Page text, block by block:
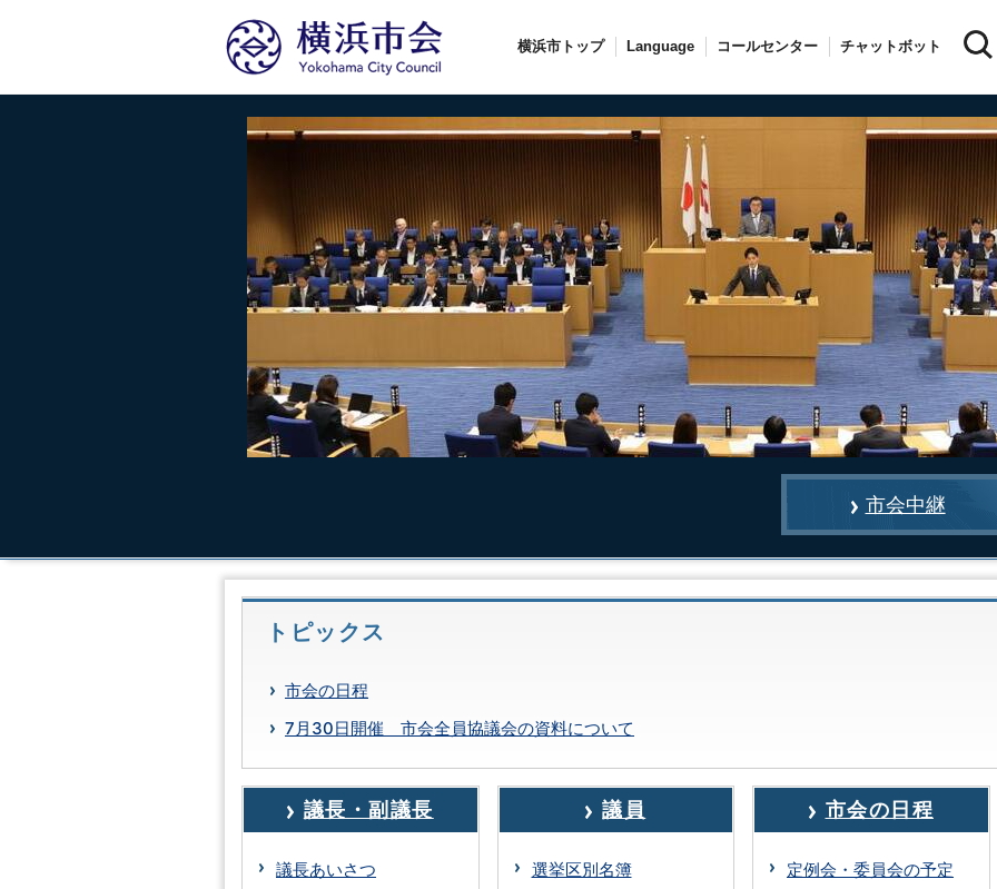
横浜市トップ Language コールセンター チャットボット
市会中継
トピックス
市会の日程
7月30日開催 市会全員協議会の資料について
議長・副議長
議長あいさつ
議員
選挙区別名簿
市会の日程
定例会・委員会の予定